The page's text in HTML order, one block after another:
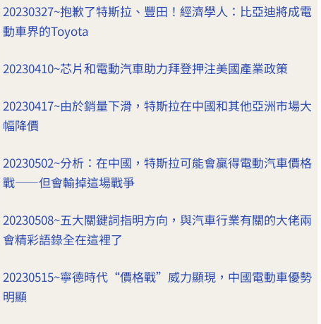
20230327~抱歉了特斯拉、豐田！經濟學人：比亞迪將成電
動車界的Toyota
20230410~芯片和電動汽車助力拜登押注美國產業政策
20230417~由於銷量下滑，特斯拉在中國和其他亞洲市場大
幅降價
20230502~分析：在中國，特斯拉可能會贏得電動汽車價格
戰——但會輸掉這場戰爭
20230508~五大關鍵詞指明方向，與汽車行業有關的大佬兩
會精彩語錄全在這裡了
20230515~寧德時代“價格戰”威力顯現，中國電動車優勢
明顯